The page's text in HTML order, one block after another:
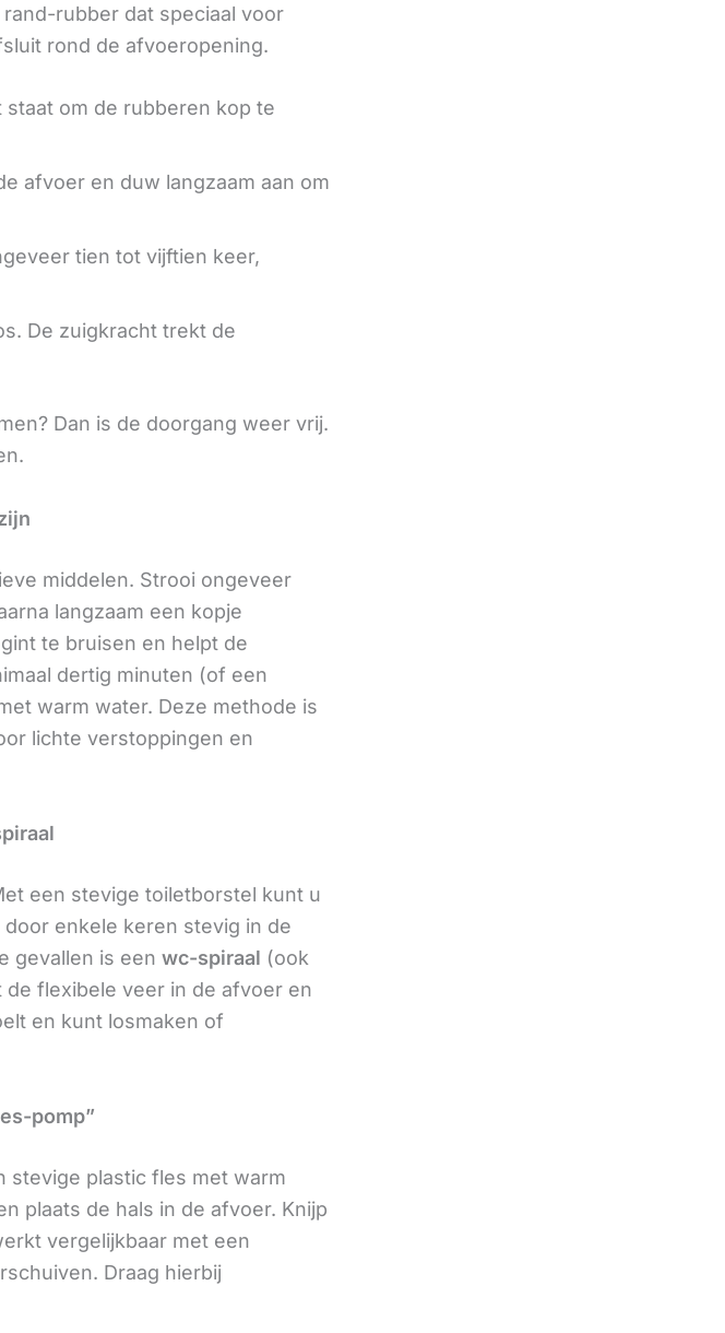
rubber dat speciaal voor
rond de afvoeropening.
om de rubberen kop te
afvoer en duw langzaam aan om
tien tot vijftien keer,
De zuigkracht trekt de
Dan is de doorgang weer vrij.
middelen. Strooi ongeveer
langzaam een kopje
te bruisen en helpt de
dertig minuten (of een
warm water. Deze methode is
lichte verstoppingen en
een stevige toiletborstel kunt u
enkele keren stevig in de
gevallen is een wc-spiraal (ook
flexibele veer in de afvoer en
en kunt losmaken of
pomp”
stevige plastic fles met warm
plaats de hals in de afvoer. Knijp
vergelijkbaar met een
Draag hierbij